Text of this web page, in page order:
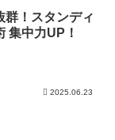
群！スタンディ
集中力UP！
2025.06.23